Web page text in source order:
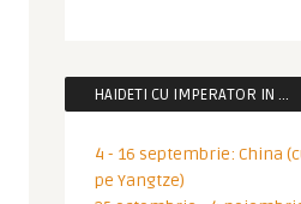
HAIDETI CU IMPERATOR IN …
4 - 16 septembrie: China
pe Yangtze)